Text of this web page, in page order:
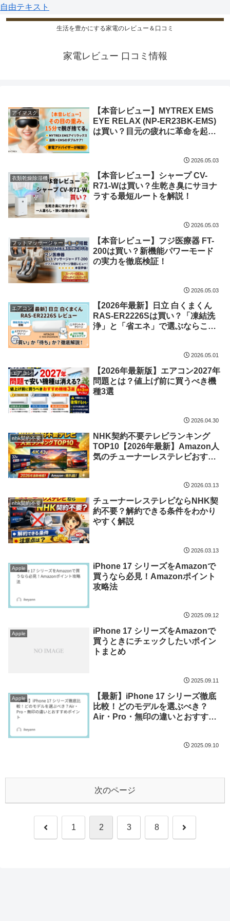
自由テキスト
生活を豊かにする家電のレビュー＆口コミ
家電レビュー 口コミ情報
アイマスク
【本音レビュー】MYTREX EMS
EYE RELAX (NP-ER23BK-EMS)
は買い？目元の疲れに革命を起こ
2026.05.03
衣類乾燥除湿機
【本音レビュー】シャープ CV-
R71-Wは買い？生乾き臭にサヨナ
ラする最短ルートを解説！
2026.05.03
フットマッサージャー
【本音レビュー】フジ医療器 FT-
200は買い？新機能パワーモード
の実力を徹底検証！
2026.05.03
エアコン
【2026年最新】日立 白くまくん
RAS-ER2226Sは買い？「凍結洗
浄」と「省エネ」で選ぶならこれ
2026.05.01
エアコン
【2026年最新版】エアコン2027年
問題とは？値上げ前に買うべき機
種3選
2026.04.30
nhk契約不要
NHK契約不要テレビランキング
TOP10【2026年最新】Amazon人
気のチューナーレステレビおすす
2026.03.13
nhk契約不要
チューナーレステレビならNHK契
約不要？解約できる条件をわかり
やすく解説
2026.03.13
Apple
iPhone 17 シリーズをAmazonで
買うなら必見！Amazonポイント
攻略法
2025.09.12
Apple
iPhone 17 シリーズをAmazonで
買うときにチェックしたいポイン
トまとめ
2025.09.11
Apple
【最新】iPhone 17 シリーズ徹底
比較！どのモデルを選ぶべき？
Air・Pro・無印の違いとおすすめ
2025.09.10
次のページ
前 1 2 3 8 次